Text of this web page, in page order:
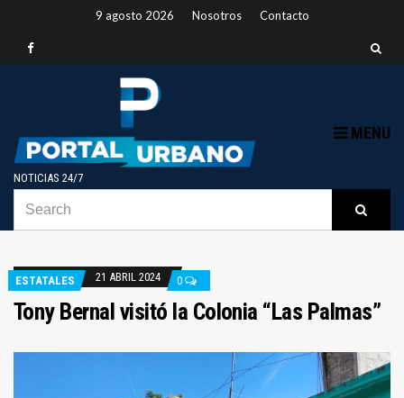
9 agosto 2026 Nosotros Contacto
NOTICIAS 24/7
MENU
ESTATALES 21 ABRIL 2024 0
Tony Bernal visitó la Colonia “Las Palmas”